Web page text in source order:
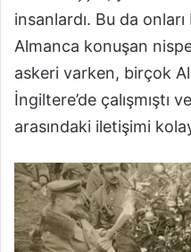
insanlardı. Bu da
Almanca konuşan
askeri varken, birçok
İngiltere’de çalışmıştı
arasındaki iletişimi